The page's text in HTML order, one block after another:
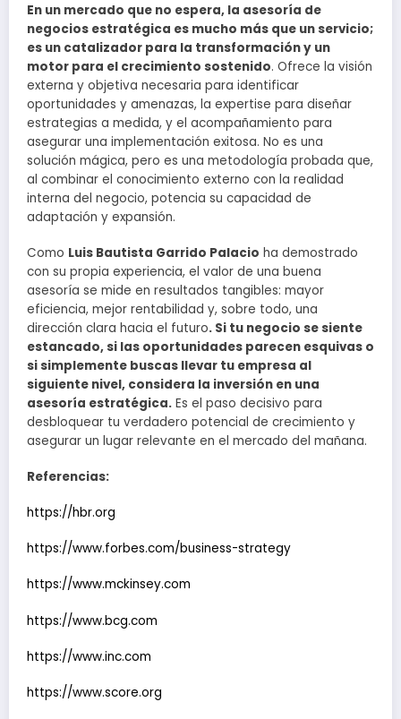
En un mercado que no espera, la asesoría de
negocios estratégica es mucho más que un servicio;
es un catalizador para la transformación y un
motor para el crecimiento sostenido. Ofrece la visión
externa y objetiva necesaria para identificar
oportunidades y amenazas, la expertise para diseñar
estrategias a medida, y el acompañamiento para
asegurar una implementación exitosa. No es una
solución mágica, pero es una metodología probada que,
al combinar el conocimiento externo con la realidad
interna del negocio, potencia su capacidad de
adaptación y expansión.
Como Luis Bautista Garrido Palacio ha demostrado
con su propia experiencia, el valor de una buena
asesoría se mide en resultados tangibles: mayor
eficiencia, mejor rentabilidad y, sobre todo, una
dirección clara hacia el futuro. Si tu negocio se siente
estancado, si las oportunidades parecen esquivas o
si simplemente buscas llevar tu empresa al
siguiente nivel, considera la inversión en una
asesoría estratégica. Es el paso decisivo para
desbloquear tu verdadero potencial de crecimiento y
asegurar un lugar relevante en el mercado del mañana.
Referencias:
https://hbr.org
https://www.forbes.com/business-strategy
https://www.mckinsey.com
https://www.bcg.com
https://www.inc.com
https://www.score.org